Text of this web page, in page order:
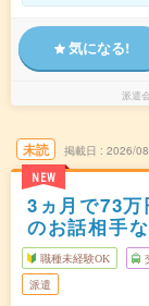
気になる!
派遣
未読
NEW
掲載日 2026/
3ヵ月で73
のお話相手
職種未経験OK
派遣